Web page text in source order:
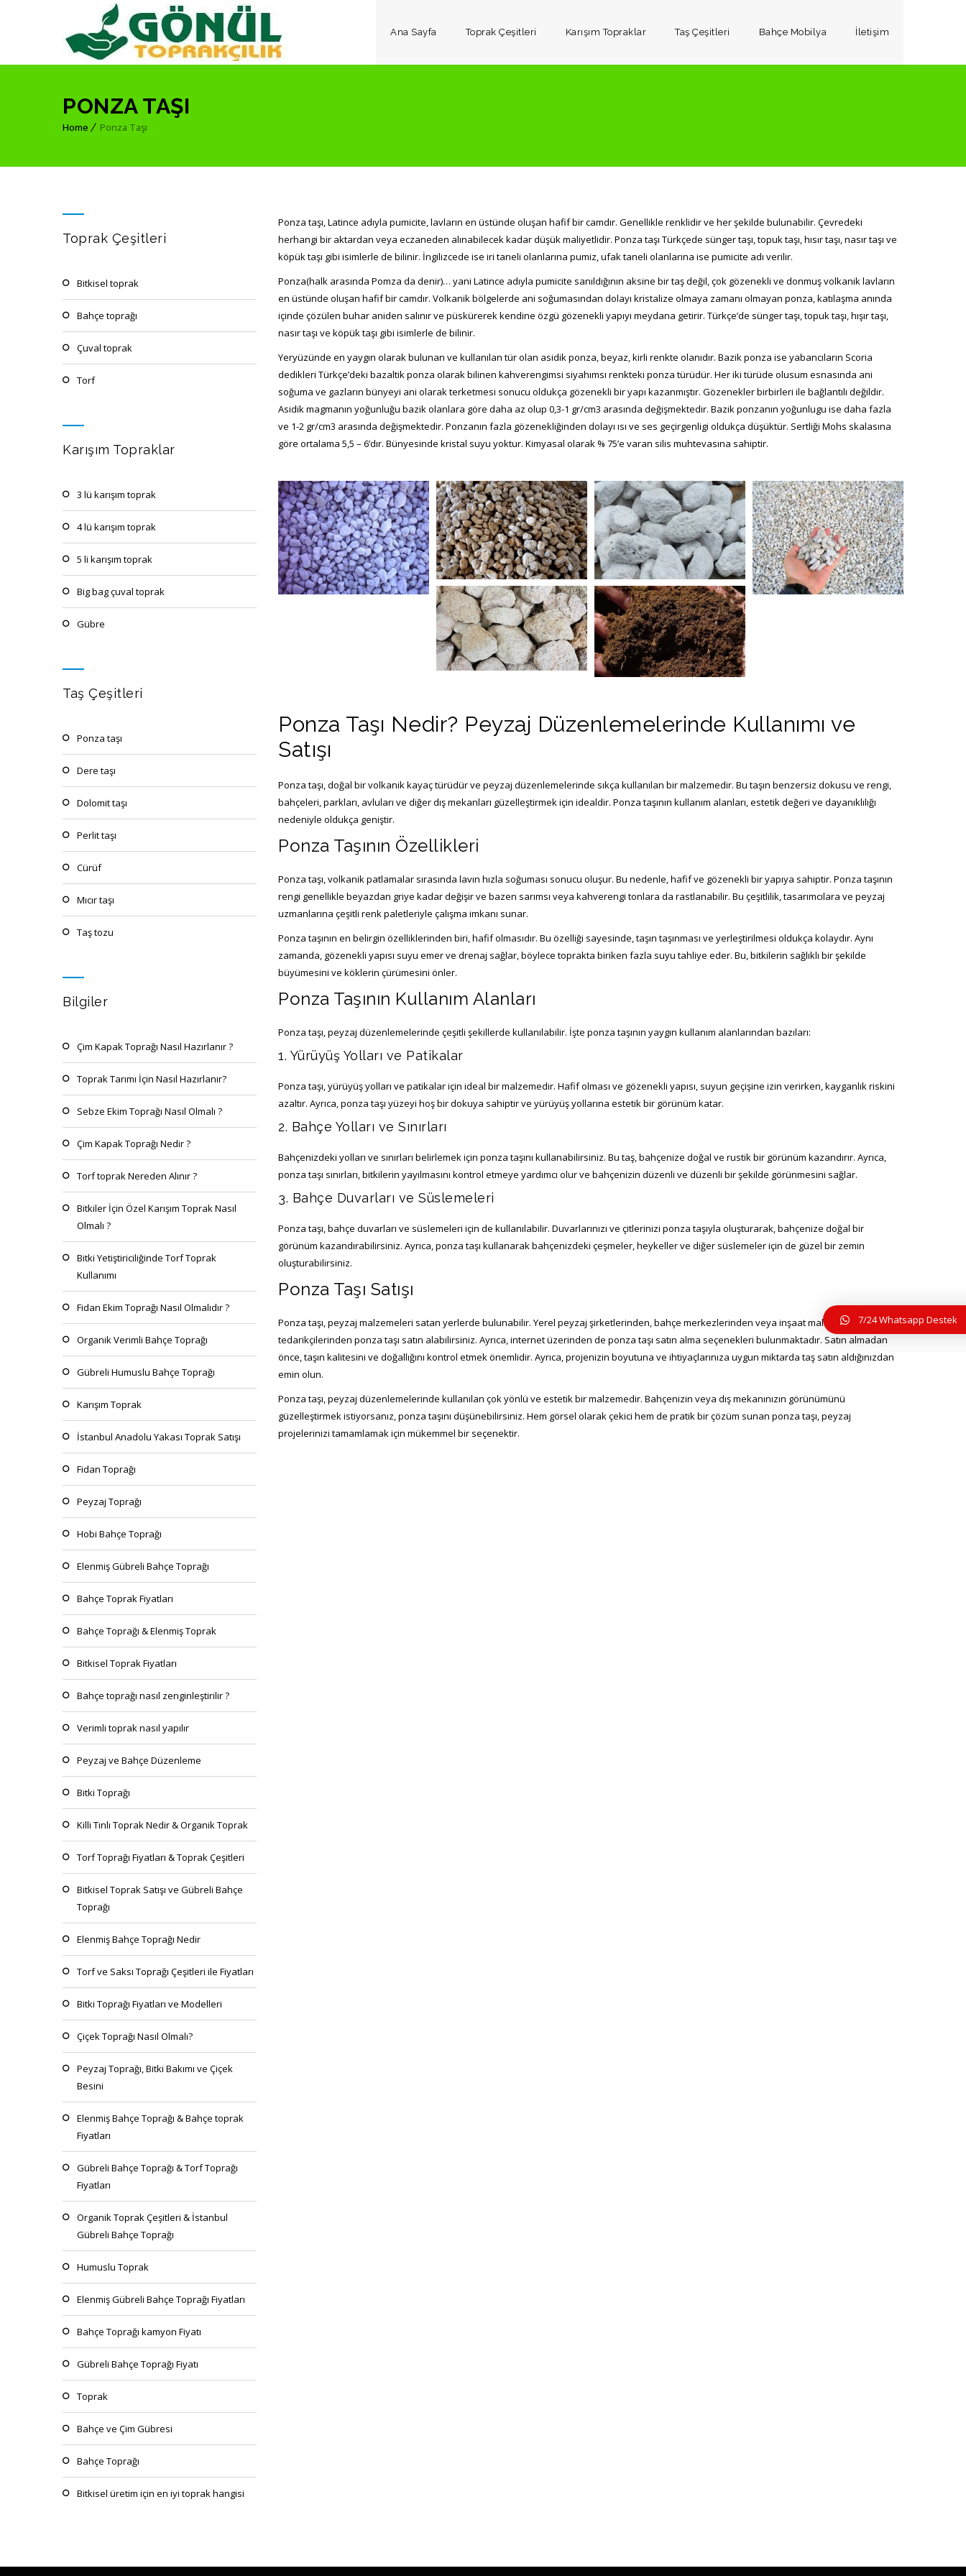
Ana Sayfa Toprak Çeşitleri Karışım Topraklar Taş Çeşitleri Bahçe Mobilya İletişim
PONZA TAŞI
Home Ponza Taşı
Ponza taşı, Latince adıyla pumicite, lavların en üstünde oluşan hafif bir camdır. Genellikle renklidir ve her şekilde bulunabilir. Çevredeki
herhangi bir aktardan veya eczaneden alınabilecek kadar düşük maliyetlidir. Ponza taşı Türkçede sünger taşı, topuk taşı, hısır taşı, nasır taşı ve
köpük taşı gibi isimlerle de bilinir. İngilizcede ise iri taneli olanlarına pumiz, ufak taneli olanlarına ise pumicite adı verilir.
Ponza(halk arasında Pomza da denir)… yani Latince adıyla pumicite sanıldığının aksine bir taş değil, çok gözenekli ve donmuş volkanik lavların
en üstünde oluşan hafif bir camdır. Volkanik bölgelerde ani soğumasından dolayı kristalize olmaya zamanı olmayan ponza, katılaşma anında
içinde çözülen buhar aniden salınır ve püskürerek kendine özgü gözenekli yapıyı meydana getirir. Türkçe’de sünger taşı, topuk taşı, hışır taşı,
nasır taşı ve köpük taşı gibi isimlerle de bilinir.
Yeryüzünde en yaygın olarak bulunan ve kullanılan tür olan asidik ponza, beyaz, kirli renkte olanıdır. Bazik ponza ise yabancıların Scoria
dedikleri Türkçe’deki bazaltik ponza olarak bilinen kahverengimsi siyahımsı renkteki ponza türüdür. Her iki türüde olusum esnasında ani
soğuma ve gazların bünyeyi ani olarak terketmesi sonucu oldukça gözenekli bir yapı kazanmıştır. Gözenekler birbirleri ile bağlantılı değildir.
Asidik magmanın yoğunluğu bazik olanlara göre daha az olup 0,3-1 gr/cm3 arasında değişmektedir. Bazik ponzanın yoğunlugu ise daha fazla
ve 1-2 gr/cm3 arasında değişmektedir. Ponzanın fazla gözenekliğinden dolayı ısı ve ses geçirgenligi oldukça düşüktür. Sertliği Mohs skalasına
göre ortalama 5,5 – 6’dır. Bünyesinde kristal suyu yoktur. Kimyasal olarak % 75’e varan silis muhtevasına sahiptir.
pomza_tasi-3
pomza_tasi-4
pomza_tasi
10
Ponza Taşı Nedir? Peyzaj Düzenlemelerinde Kullanımı ve
Satışı
Ponza taşı, doğal bir volkanik kayaç türüdür ve peyzaj düzenlemelerinde sıkça kullanılan bir malzemedir. Bu taşın benzersiz dokusu ve rengi,
bahçeleri, parkları, avluları ve diğer dış mekanları güzelleştirmek için idealdir. Ponza taşının kullanım alanları, estetik değeri ve dayanıklılığı
nedeniyle oldukça geniştir.
Ponza Taşının Özellikleri
Ponza taşı, volkanik patlamalar sırasında lavın hızla soğuması sonucu oluşur. Bu nedenle, hafif ve gözenekli bir yapıya sahiptir. Ponza taşının
rengi genellikle beyazdan griye kadar değişir ve bazen sarımsı veya kahverengi tonlara da rastlanabilir. Bu çeşitlilik, tasarımcılara ve peyzaj
uzmanlarına çeşitli renk paletleriyle çalışma imkanı sunar.
Ponza taşının en belirgin özelliklerinden biri, hafif olmasıdır. Bu özelliği sayesinde, taşın taşınması ve yerleştirilmesi oldukça kolaydır. Aynı
zamanda, gözenekli yapısı suyu emer ve drenaj sağlar, böylece toprakta biriken fazla suyu tahliye eder. Bu, bitkilerin sağlıklı bir şekilde
büyümesini ve köklerin çürümesini önler.
Ponza Taşının Kullanım Alanları
Ponza taşı, peyzaj düzenlemelerinde çeşitli şekillerde kullanılabilir. İşte ponza taşının yaygın kullanım alanlarından bazıları:
1. Yürüyüş Yolları ve Patikalar
Ponza taşı, yürüyüş yolları ve patikalar için ideal bir malzemedir. Hafif olması ve gözenekli yapısı, suyun geçişine izin verirken, kayganlık riskini
azaltır. Ayrıca, ponza taşı yüzeyi hoş bir dokuya sahiptir ve yürüyüş yollarına estetik bir görünüm katar.
2. Bahçe Yolları ve Sınırları
Bahçenizdeki yolları ve sınırları belirlemek için ponza taşını kullanabilirsiniz. Bu taş, bahçenize doğal ve rustik bir görünüm kazandırır. Ayrıca,
ponza taşı sınırları, bitkilerin yayılmasını kontrol etmeye yardımcı olur ve bahçenizin düzenli ve düzenli bir şekilde görünmesini sağlar.
3. Bahçe Duvarları ve Süslemeleri
Ponza taşı, bahçe duvarları ve süslemeleri için de kullanılabilir. Duvarlarınızı ve çitlerinizi ponza taşıyla oluşturarak, bahçenize doğal bir
görünüm kazandırabilirsiniz. Ayrıca, ponza taşı kullanarak bahçenizdeki çeşmeler, heykeller ve diğer süslemeler için de güzel bir zemin
oluşturabilirsiniz.
Ponza Taşı Satışı
Ponza taşı, peyzaj malzemeleri satan yerlerde bulunabilir. Yerel peyzaj şirketlerinden, bahçe merkezlerinden veya inşaat malzemeleri
tedarikçilerinden ponza taşı satın alabilirsiniz. Ayrıca, internet üzerinden de ponza taşı satın alma seçenekleri bulunmaktadır. Satın almadan
önce, taşın kalitesini ve doğallığını kontrol etmek önemlidir. Ayrıca, projenizin boyutuna ve ihtiyaçlarınıza uygun miktarda taş satın aldığınızdan
emin olun.
Ponza taşı, peyzaj düzenlemelerinde kullanılan çok yönlü ve estetik bir malzemedir. Bahçenizin veya dış mekanınızın görünümünü
güzelleştirmek istiyorsanız, ponza taşını düşünebilirsiniz. Hem görsel olarak çekici hem de pratik bir çözüm sunan ponza taşı, peyzaj
projelerinizi tamamlamak için mükemmel bir seçenektir.
Toprak Çeşitleri
bitkisel toprak
bahçe toprağı
çuval toprak
torf
Karışım Topraklar
3 lü karışım toprak
4 lü karışım toprak
5 li karışım toprak
big bag çuval toprak
gübre
Taş Çeşitleri
ponza taşı
dere taşı
dolomit taşı
perlit taşı
cürüf
mıcır taşı
taş tozu
Bilgiler
Çim Kapak Toprağı Nasıl Hazırlanır ?
Toprak Tarımı İçin Nasıl Hazırlanır?
Sebze Ekim Toprağı Nasıl Olmalı ?
Çim Kapak Toprağı Nedir ?
Torf toprak Nereden Alınır ?
Bitkiler İçin Özel Karışım Toprak Nasıl
Olmalı ?
Bitki Yetiştiriciliğinde Torf Toprak
Kullanımı
Fidan Ekim Toprağı Nasıl Olmalıdır ?
Organik Verimli Bahçe Toprağı
Gübreli Humuslu Bahçe Toprağı
Karışım Toprak
İstanbul Anadolu Yakası Toprak Satışı
Fidan Toprağı
Peyzaj Toprağı
Hobi Bahçe Toprağı
Elenmiş Gübreli Bahçe Toprağı
Bahçe Toprak Fiyatları
Bahçe Toprağı & Elenmiş Toprak
Bitkisel Toprak Fiyatları
Bahçe toprağı nasıl zenginleştirilir ?
Verimli toprak nasıl yapılır
Peyzaj ve Bahçe Düzenleme
Bitki Toprağı
Killi Tınlı Toprak Nedir & Organik Toprak
Torf Toprağı Fiyatları & Toprak Çeşitleri
Bitkisel Toprak Satışı ve Gübreli Bahçe
Toprağı
Elenmiş Bahçe Toprağı Nedir
Torf ve Saksı Toprağı Çeşitleri ile Fiyatları
Bitki Toprağı Fiyatları ve Modelleri
Çiçek Toprağı Nasıl Olmalı?
Peyzaj Toprağı, Bitki Bakımı ve Çiçek
Besini
Elenmiş Bahçe Toprağı & Bahçe toprak
Fiyatları
Gübreli Bahçe Toprağı & Torf Toprağı
Fiyatları
Organik Toprak Çeşitleri & İstanbul
Gübreli Bahçe Toprağı
Humuslu Toprak
Elenmiş Gübreli Bahçe Toprağı Fiyatları
Bahçe Toprağı kamyon Fiyatı
Gübreli Bahçe Toprağı Fiyatı
Toprak
Bahçe ve Çim Gübresi
Bahçe Toprağı
Bitkisel üretim için en iyi toprak hangisi
7/24 Whatsapp Destek